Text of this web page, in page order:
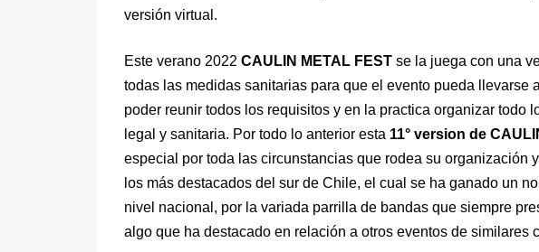
versión virtual.
Este verano 2022 CAULIN METAL FEST se la juega con una
todas las medidas sanitarias para que el evento pueda llevarse
poder reunir todos los requisitos y en la practica organizar todo
legal y sanitaria. Por todo lo anterior esta 11° version de
especial por toda las circunstancias que rodea su organización
los más destacados del sur de Chile, el cual se ha ganado un
nivel nacional, por la variada parrilla de bandas que siempre
algo que ha destacado en relación a otros eventos de similares